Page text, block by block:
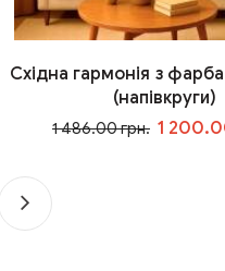
Східна гармонія з
(напівкруги)
1 486.00 грн. 1